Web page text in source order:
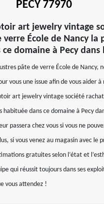
PECY 77970
art jewelry vintage
École de Nancy la
domaine à Pecy dans
pâte de verre École de Nancy,
vous une issue afin de vous aider
art jewelry vintage société
habituée dans ce domaine à Pecy
passera chez vous si vous ne
si vous venez au magasin avec le
gratuites selon l’état et
qui réussit toujours dans ses
vous attendez !